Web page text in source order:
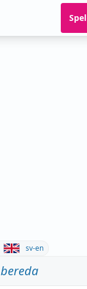
Spel
sv-en
bereda